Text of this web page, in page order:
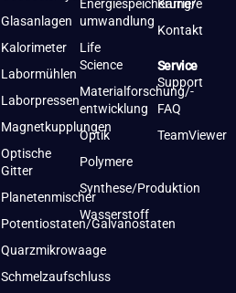
Glasanlagen
Kalorimeter
Labormühlen
Laborpressen
Magnetkupplungen
Optische
Gitter
Planetenmischer
Potentiostaten/Galvanostaten
Quarzmikrowaage
Schmelzaufschluss
Energiespeicherung/-
umwandlung
Life
Science
Materialforschung/-
entwicklung
Optik
Polymere
Synthese/Produktion
Wasserstoff
Karriere
Kontakt
Service
Support
FAQ
TeamViewer